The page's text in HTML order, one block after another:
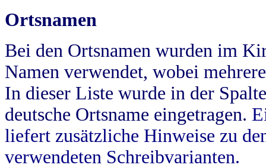
Ortsnamen
Bei den Ortsnamen wurden im
Namen verwendet, wobei
In dieser Liste wurde in der
deutsche Ortsname eingetragen.
liefert zusätzliche Hinweise zu
verwendeten Schreibvarianten.